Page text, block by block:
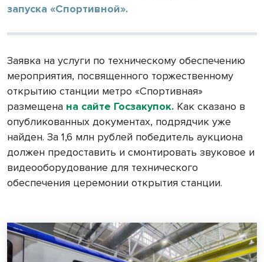
запуска «Спортивной».
Заявка на услуги по техническому обеспечению
мероприятия, посвященного торжественному
открытию станции метро «Спортивная»
размещена на сайте Госзакупок. Как сказано в
опубликованных документах, подрядчик уже
найден. За 1,6 млн рублей победитель аукциона
должен предоставить и смонтировать звуковое и
видеооборудование для технического
обеспечения церемонии открытия станции.